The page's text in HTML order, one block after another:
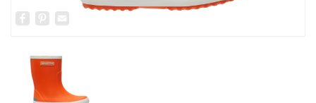
Facebook
Pinterest